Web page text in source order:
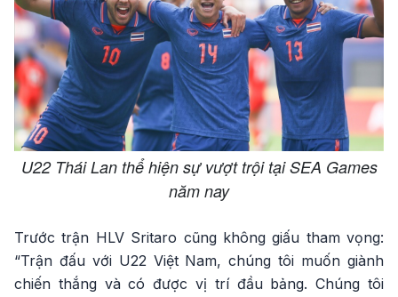
U22 Thái Lan thể hiện sự vượt trội tại SEA Games
năm nay
Trước trận HLV Sritaro cũng không giấu tham vọng:
“Trận đấu với U22 Việt Nam, chúng tôi muốn giành
chiến thắng và có được vị trí đầu bảng. Chúng tôi